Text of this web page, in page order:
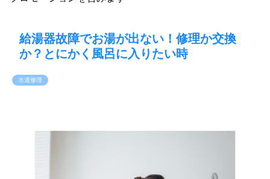
給湯器故障でお湯が出ない！修理か交換
か？とにかく風呂に入りたい時
水道修理